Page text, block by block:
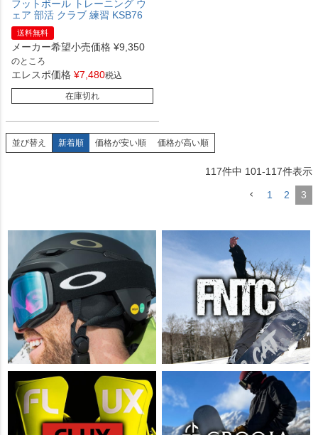
フットボール トレーニング ウ
ェア 部活 クラブ 練習 KSB76
送料無料
メーカー希望小売価格 ¥9,350
のところ
エレスポ価格 ¥7,480税込
在庫切れ
並び替え 新着順 価格が安い順 価格が高い順
117件中 101-117件表示
1 2 3